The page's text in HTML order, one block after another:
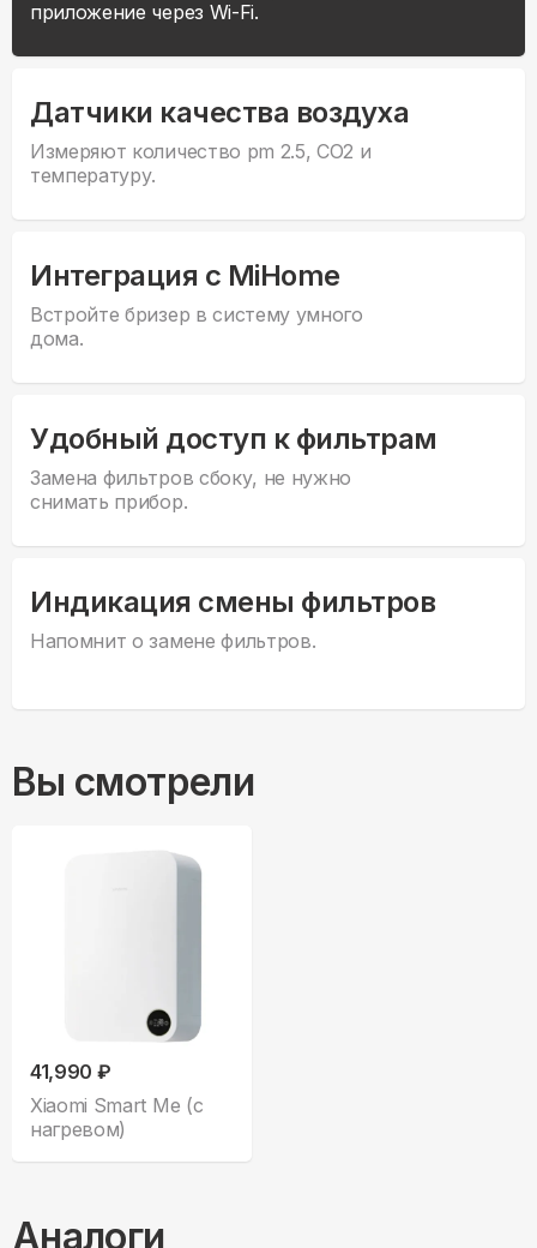
приложение через Wi-Fi.
Датчики качества воздуха
Измеряют количество pm 2.5, CO2 и
температуру.
Интеграция с MiHome
Встройте бризер в систему умного
дома.
Удобный доступ к фильтрам
Замена фильтров сбоку, не нужно
снимать прибор.
Индикация смены фильтров
Напомнит о замене фильтров.
Вы смотрели
41,990 ₽
Xiaomi Smart Me (с
нагревом)
Аналоги